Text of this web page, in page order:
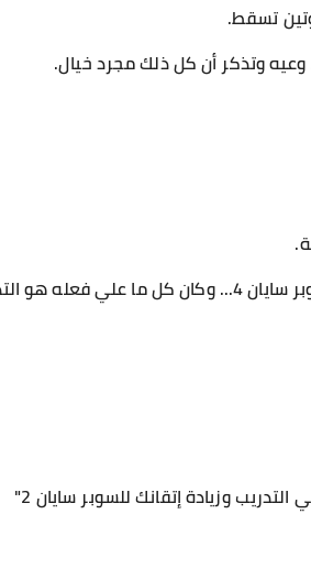
تسقط.
وعيه وتذكر أن كل ذلك مجرد خيال.
وزيادة إتقانك للسوبر سايان 2"